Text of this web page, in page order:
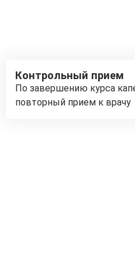
Контрольный прием
По завершению курса
повторный прием к врачу